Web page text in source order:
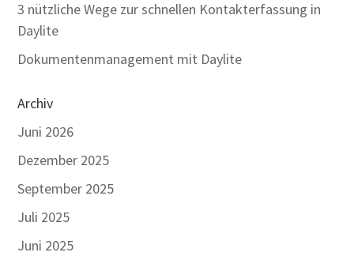
3 nützliche Wege zur schnellen Kontakterfassung in
Daylite
Dokumentenmanagement mit Daylite
Archiv
Juni 2026
Dezember 2025
September 2025
Juli 2025
Juni 2025